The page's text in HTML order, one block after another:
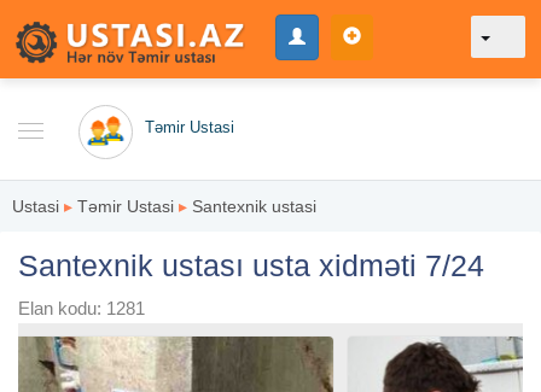
Təmir Ustasi
Ustasi ▸ Təmir Ustasi ▸ Santexnik ustasi
Santexnik ustası usta xidməti 7/24
Elan kodu: 1281